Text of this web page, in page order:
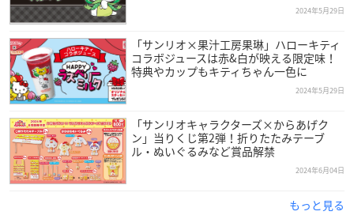
2024年5月29日
「サンリオ×果汁工房果琳」ハローキティ
コラボジュースは赤&白が映える限定味！
特典やカップもキティちゃん一色に
2024年5月29日
「サンリオキャラクターズ×からあげク
ン」当りくじ第2弾！折りたたみテーブ
ル・ぬいぐるみなど賞品解禁
2024年6月04日
もっと見る